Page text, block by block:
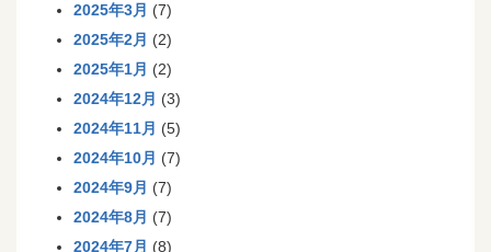
2025年3月 (7)
2025年2月 (2)
2025年1月 (2)
2024年12月 (3)
2024年11月 (5)
2024年10月 (7)
2024年9月 (7)
2024年8月 (7)
2024年7月 (8)